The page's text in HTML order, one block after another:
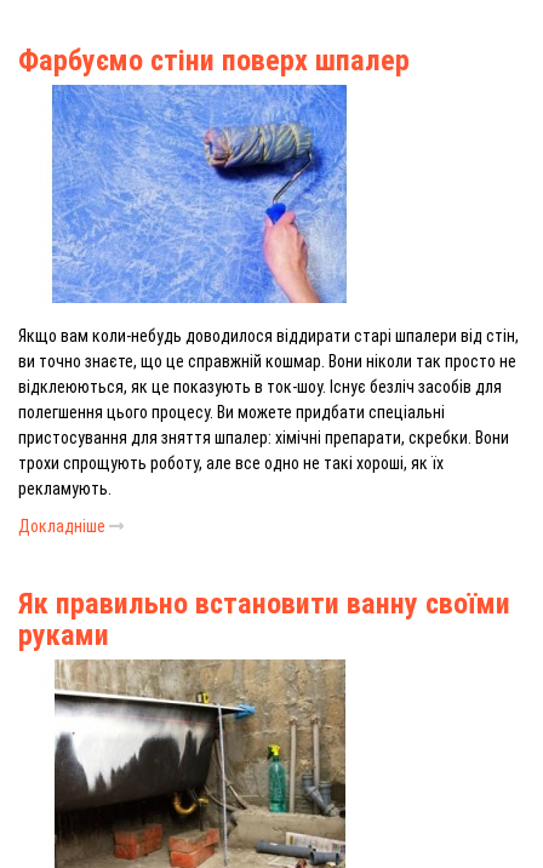
Фарбуємо стіни поверх шпалер
Якщо вам коли-небудь доводилося віддирати старі шпалери від стін,
ви точно знаєте, що це справжній кошмар. Вони ніколи так просто не
відклеюються, як це показують в ток-шоу. Існує безліч засобів для
полегшення цього процесу. Ви можете придбати спеціальні
пристосування для зняття шпалер: хімічні препарати, скребки. Вони
трохи спрощують роботу, але все одно не такі хороші, як їх
рекламують.
Докладніше
Як правильно встановити ванну своїми
руками